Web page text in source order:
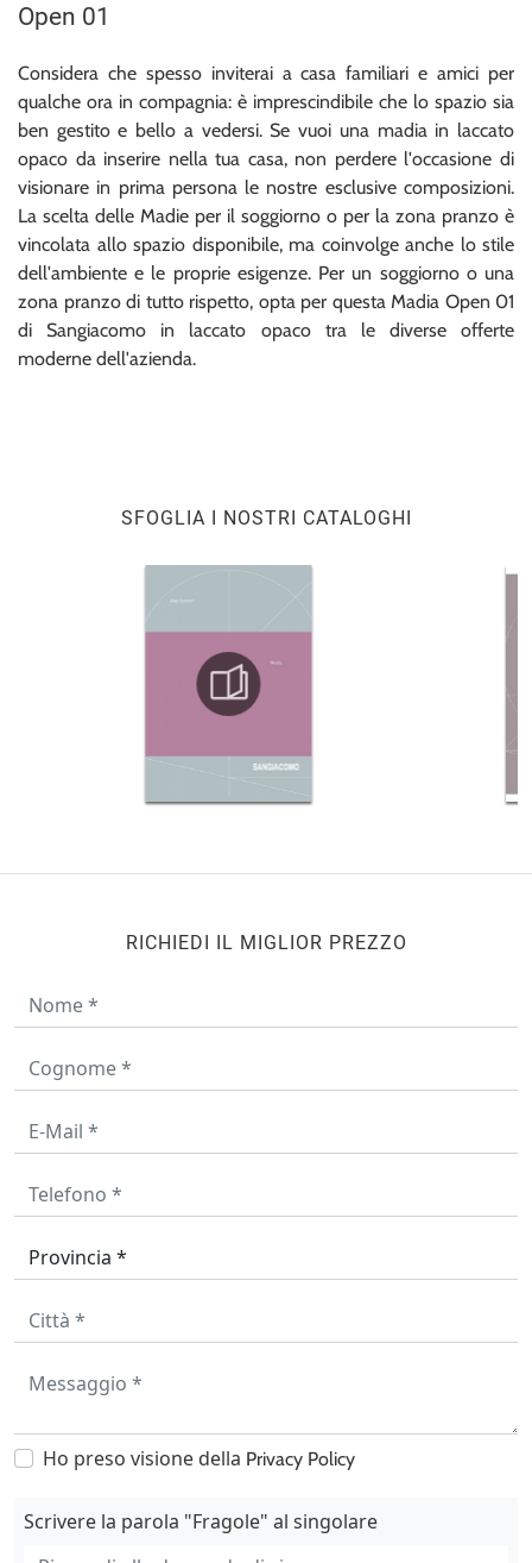
Open 01
Considera che spesso inviterai a casa familiari e amici per
qualche ora in compagnia: è imprescindibile che lo spazio sia
ben gestito e bello a vedersi. Se vuoi una madia in laccato
opaco da inserire nella tua casa, non perdere l'occasione di
visionare in prima persona le nostre esclusive composizioni.
La scelta delle Madie per il soggiorno o per la zona pranzo è
vincolata allo spazio disponibile, ma coinvolge anche lo stile
dell'ambiente e le proprie esigenze. Per un soggiorno o una
zona pranzo di tutto rispetto, opta per questa Madia Open 01
di Sangiacomo in laccato opaco tra le diverse offerte
moderne dell'azienda.
SFOGLIA I NOSTRI CATALOGHI
RICHIEDI IL MIGLIOR PREZZO
Ho preso visione della Privacy Policy
Scrivere la parola "Fragole" al singolare